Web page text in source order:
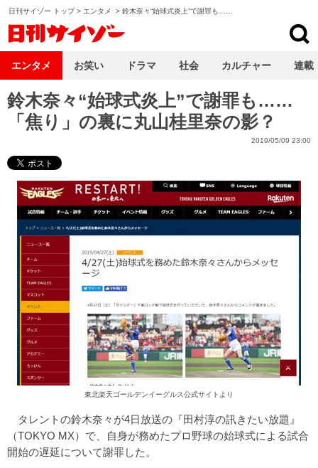
日刊サイゾー トップ> エンタメ > 鈴木奈々“始球式炎上”で謝罪も……
鈴木奈々“始球式炎上”で謝罪も……
「焦り」の裏に丸山桂里奈の影？
2019/05/09 23:00
東北楽天ゴールデンイーグルス公式サイトより
タレントの鈴木奈々が4日放送の『田村淳の訊きたい放題』
（TOKYO MX）で、自身が務めたプロ野球の始球式による試合
開始の遅延について謝罪した。
エンタメ お笑い ドラマ 社会 カルチャー 連載